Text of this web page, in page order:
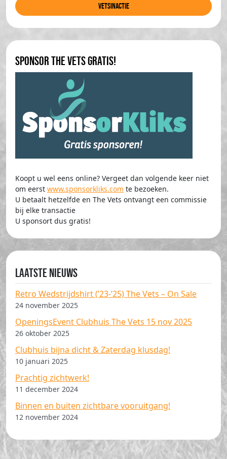
Vetsinactie
Sponsor The Vets gratis!
Koopt u wel eens online? Vergeet dan volgende keer niet
om eerst www.sponsorkliks.com te bezoeken.
U betaalt hetzelfde en The Vets ontvangt een commissie
bij elke transactie
U sponsort dus gratis!
Laatste nieuws
Retro Wedstrijdshirt (’23-’25) The Vets – On Sale
24 november 2025
OpeningsEvent Clubhuis The Vets 15 nov 2025
26 oktober 2025
Clubhuis bijna dicht & Zaterdag klusdag!
10 januari 2025
Prachtig zichtwerk!
11 december 2024
Binnen en buiten zichtbare vooruitgang!
12 november 2024